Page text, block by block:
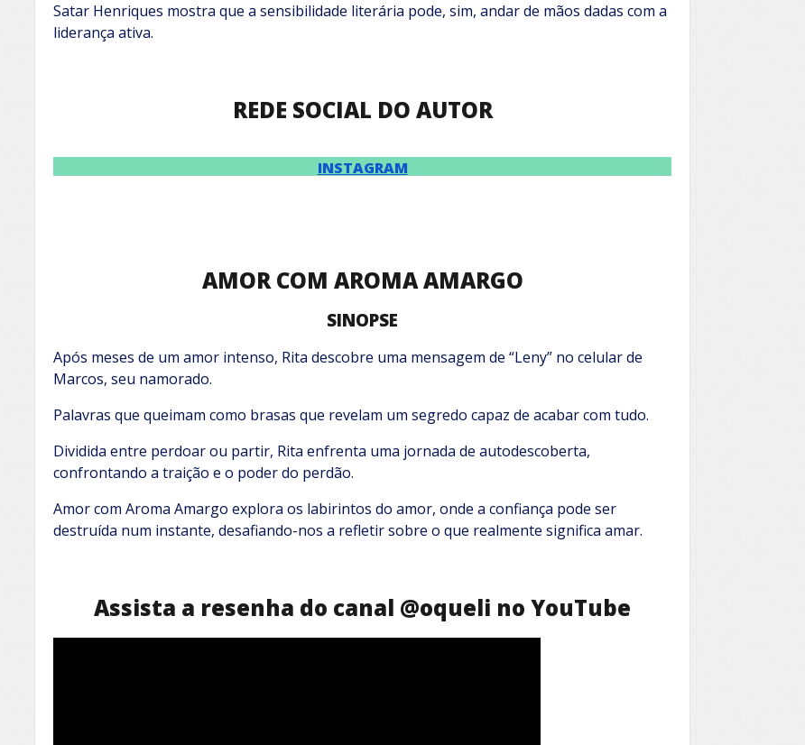
Satar Henriques mostra que a sensibilidade literária pode, sim, andar de mãos dadas com a
liderança ativa.
REDE SOCIAL DO AUTOR
INSTAGRAM
AMOR COM AROMA AMARGO
SINOPSE
Após meses de um amor intenso, Rita descobre uma mensagem de “Leny” no celular de
Marcos, seu namorado.
Palavras que queimam como brasas que revelam um segredo capaz de acabar com tudo.
Dividida entre perdoar ou partir, Rita enfrenta uma jornada de autodescoberta,
confrontando a traição e o poder do perdão.
Amor com Aroma Amargo explora os labirintos do amor, onde a confiança pode ser
destruída num instante, desafiando-nos a refletir sobre o que realmente significa amar.
Assista a resenha do canal @oqueli no YouTube